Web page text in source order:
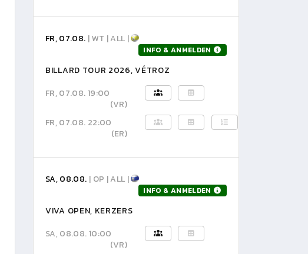
FR, 07.08. | WT | ALL |
INFO & ANMELDEN
BILLARD TOUR 2026, VÉTROZ
FR, 07.08. 19:00
(VR)
FR, 07.08. 22:00
(ER)
SA, 08.08. | OP | ALL |
INFO & ANMELDEN
VIVA OPEN, KERZERS
SA, 08.08. 10:00
(VR)